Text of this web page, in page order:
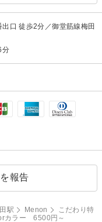
口 徒歩2分／御堂筋線梅田
分
報告
駅 Menon
こだわり特
カラー 6500円～